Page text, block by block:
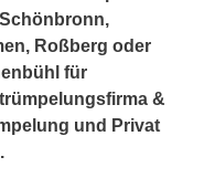
Roßberg oder
für
&
und Privat